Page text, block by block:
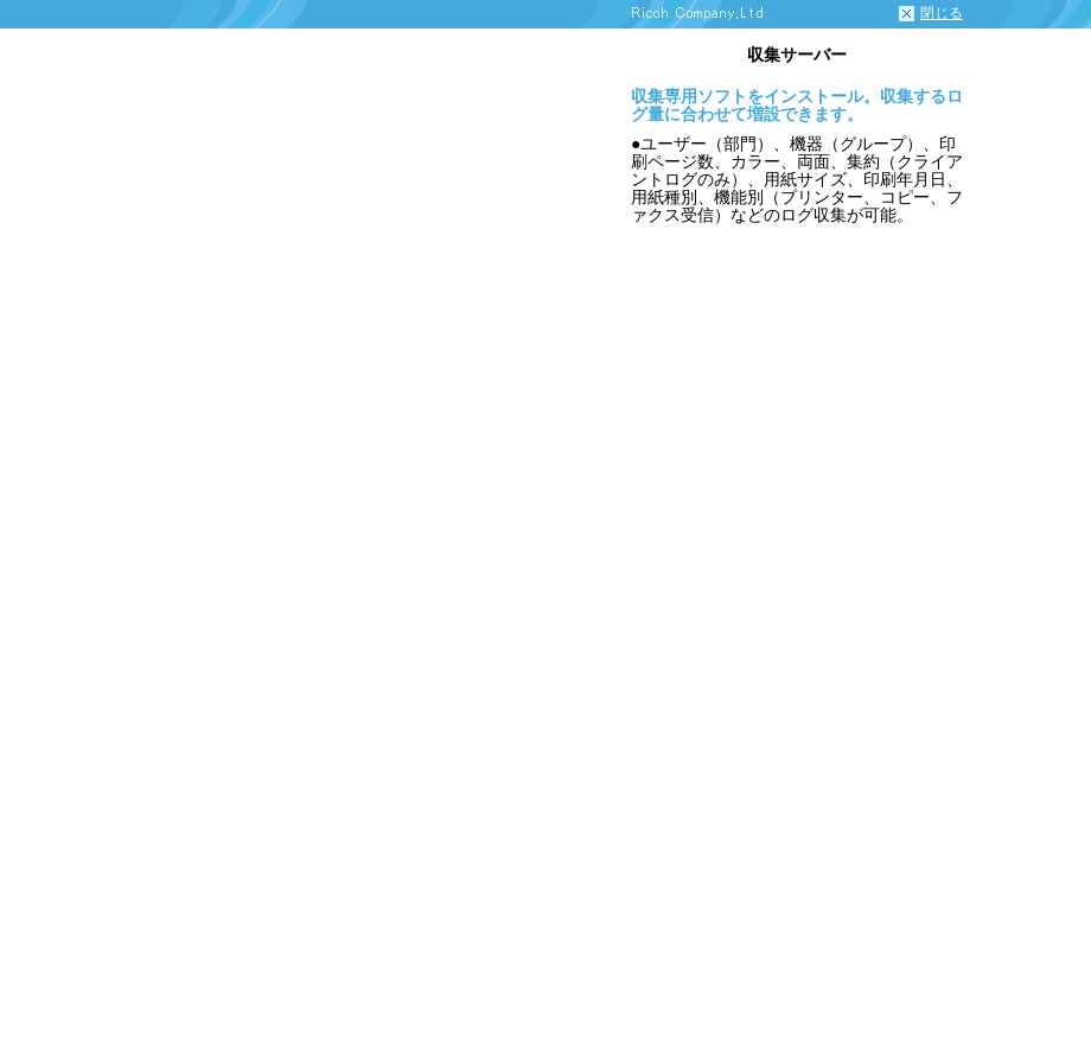
閉じる
収集サーバー
収集専用ソフトをインストール。収集するロ
グ量に合わせて増設できます。
●ユーザー（部門）、機器（グループ）、印
刷ページ数、カラー、両面、集約（クライア
ントログのみ）、用紙サイズ、印刷年月日、
用紙種別、機能別（プリンター、コピー、フ
ァクス受信）などのログ収集が可能。